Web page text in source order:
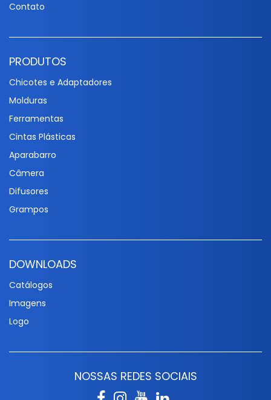
Contato
PRODUTOS
Chicotes e Adaptadores
Molduras
Ferramentas
Cintas Plásticas
Aparabarro
Câmera
Difusores
Grampos
DOWNLOADS
Catálogos
Imagens
Logo
NOSSAS REDES SOCIAIS